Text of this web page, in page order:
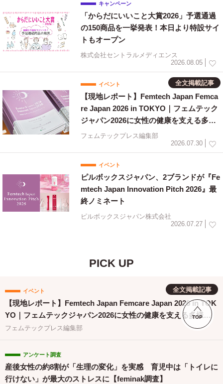
キャンペーン
「からだにいいこと大賞2026」予選通過
の150商品を一挙発表！本日より特設サイ
トもオープン
株式会社セントラルメディエンス
2026.08.05
イベント 全文掲載記事
【現地レポート】Femtech Japan Femca
re Japan 2026 in TOKYO｜フェムテック
ジャパン2026に女性の健康を支える多様
な取り組みが集結
フェムテックプレス編集部
2026.07.30
イベント
ピルボックスジャパン、2ブランドが『Fe
mtech Japan Innovation Pitch 2026』最
終ノミネート
ピルボックスジャパン株式会社
2026.07.27
PICK UP
全文掲載記事
イベント
【現地レポート】Femtech Japan Femcare Japan 2026 in TOK
YO｜フェムテックジャパン2026に女性の健康を支える多様な
取り組みが集結
フェムテックプレス編集部
アンケート調査
産後女性の約8割が「生理の変化」を実感 育児中は「トイレに
行けない」が最大のストレスに【feminak調査】
TOP